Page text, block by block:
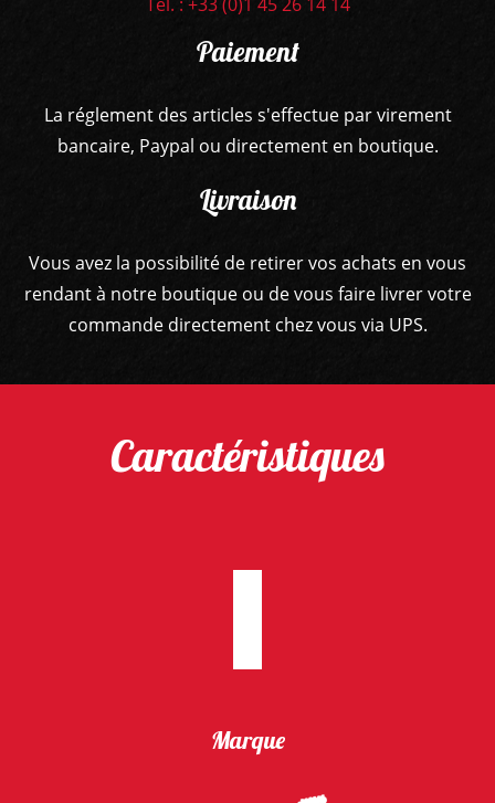
Paiement
La réglement des articles s'effectue par virement
bancaire, Paypal ou directement en boutique.
Livraison
Vous avez la possibilité de retirer vos achats en vous
rendant à notre boutique ou de vous faire livrer votre
commande directement chez vous via UPS.
Caractéristiques
Marque